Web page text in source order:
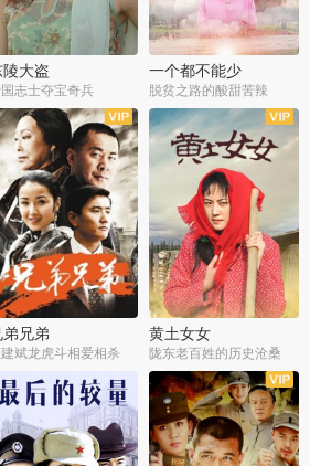
陵大盗
志士夺宝奇兵
一个都不能少
脱贫之路的酸甜苦辣
集
弟兄弟
建斌龙虎斗相爱相杀
全23集
黄土女女
陇东老百姓的历史沧桑
28集 全44集